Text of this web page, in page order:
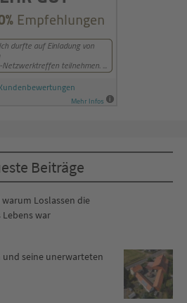
Beiträge
Loslassen die
war
und seine unerwarteten